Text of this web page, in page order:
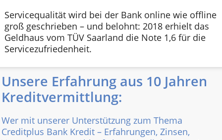
Servicequalität wird bei der Bank online wie offline
groß geschrieben – und belohnt: 2018 erhielt das
Geldhaus vom TÜV Saarland die Note 1,6 für die
Servicezufriedenheit.
Unsere Erfahrung aus 10 Jahren
Kreditvermittlung:
Wer mit unserer Unterstützung zum Thema
Creditplus Bank Kredit – Erfahrungen, Zinsen,